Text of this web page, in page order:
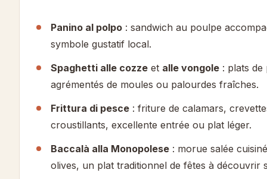
Panino al polpo : sandwich au poulpe
symbole gustatif local.
Spaghetti alle cozze et alle vongole : plats de
agrémentés de moules ou palourdes fraîches.
Frittura di pesce : friture de calamars,
croustillants, excellente entrée ou plat léger.
Baccalà alla Monopolese : morue salée
olives, un plat traditionnel de fêtes à découvrir